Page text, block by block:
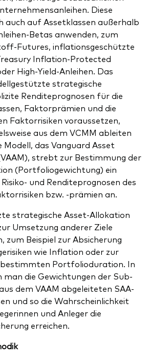
Diese
auch auf Assetklassen außerhalb
Betas anwenden, zum
Futures, inflationsgeschützte
Inflation-Protected
High-Yield-Anleihen. Das
strategische
Renditeprognosen für die
Faktorprämien und die
Faktorrisiken voraussetzen,
aus dem VCMM ableiten
Modell, das Vanguard Asset
strebt zur Bestimmung der
(Portfoliogewichtung) ein
und Renditeprognosen des
bzw. -prämien an.
strategische Asset-Allokation
Umsetzung anderer Ziele
zum Beispiel zur Absicherung
wie Inflation oder zur
bestimmten Portfolioduration. In
man die Gewichtungen der Sub-
dem VAAM abgeleiteten SAA-
und so die Wahrscheinlichkeit
und Anleger die
erreichen.